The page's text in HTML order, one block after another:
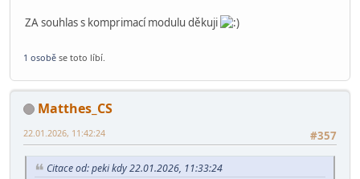
Citace od: Matthes_CS kdy 22.01.2026, 11:19:52
komíny, sedí vedle, na jeho místě je jiný, místo
jedno
cestovala. A to je dobře
Máme s Igorusem nějaké pytlíky
materiálu co zbyl po předchozích výstavách. Takže pak založíme
vlákno s přebytky oproti ztráty/nálezy. Věřím že se jako vždy